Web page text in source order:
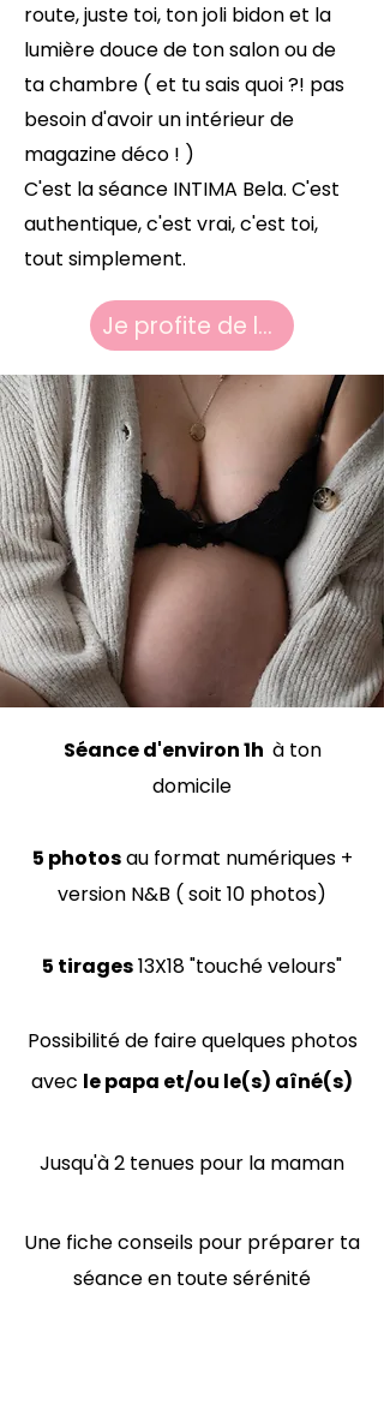
route, juste toi, ton joli bidon et la
lumière douce de ton salon ou de
ta chambre ( et tu sais quoi ?! pas
besoin d'avoir un intérieur de
magazine déco ! )
C'est la séance INTIMA Bela. C'est
authentique, c'est vrai, c'est toi,
tout simplement.
Je profite de la nouveauté !
Séance d'environ 1h à ton
domicile
5 photosau format numériques​ +
version N&B ( soit 10 photos)
5 tirages13X18 "touché velours"
Possibilité de faire quelques photos
avec le papa et/ou le(s) aîné(s)
Jusqu'à 2 tenues pour la maman
Une fiche conseils pour préparer ta
séance en toute sérénité